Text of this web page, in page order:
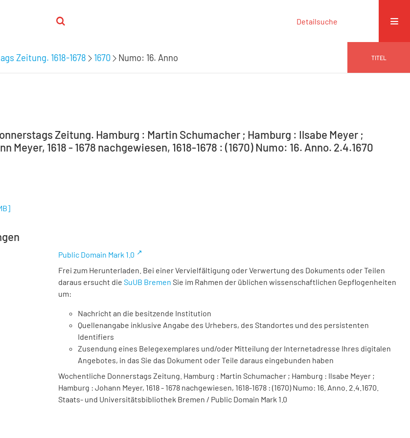
Detailsuche
Zeitung. 1618-1678 1670 Numo: 16. Anno TITEL
Zeitung. Hamburg : Martin Schumacher ; Hamburg : Ilsabe Meyer ;
Meyer, 1618 - 1678 nachgewiesen, 1618-1678 : (1670) Numo: 16. Anno. 2.4.1670
]
Public Domain Mark 1.0
Frei zum Herunterladen. Bei einer Vervielfältigung oder Verwertung des Dokuments oder Teilen
daraus ersucht die SuUB Bremen Sie im Rahmen der üblichen wissenschaftlichen Gepflogenheiten
um:
Nachricht an die besitzende Institution
Quellenangabe inklusive Angabe des Urhebers, des Standortes und des persistenten
Identifiers
Zusendung eines Belegexemplares und/oder Mitteilung der Internetadresse Ihres digitalen
Angebotes, in das Sie das Dokument oder Teile daraus eingebunden haben
Wochentliche Donnerstags Zeitung. Hamburg : Martin Schumacher ; Hamburg : Ilsabe Meyer ;
Hamburg : Johann Meyer, 1618 - 1678 nachgewiesen, 1618-1678 : (1670) Numo: 16. Anno. 2.4.1670.
Staats- und Universitätsbibliothek Bremen / Public Domain Mark 1.0